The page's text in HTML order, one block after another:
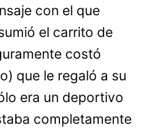
con el que
el carrito de
costó
que le regaló a su
era un deportivo
completamente